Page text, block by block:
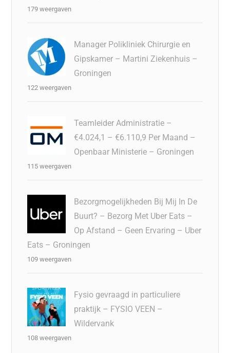
179 weergaven
Manager Polikliniek Chirurgie en
Gipskamer – Martini Ziekenhuis –
Groningen
122 weergaven
Teamleider Administratie –
€4.024,1 – €6.110,9 Per Maand –
Openbaar Ministerie – Groningen
115 weergaven
Bezorgmogelijkheden Bij Mij In De
Buurt? – Bezorg Met Uber Eats –
Op Afstand – Geen Ervaring – Uber
Eats – Groningen
109 weergaven
Fysio gevraagd in particuliere
praktijk – FYSIO VEEN –
Wildervank
108 weergaven